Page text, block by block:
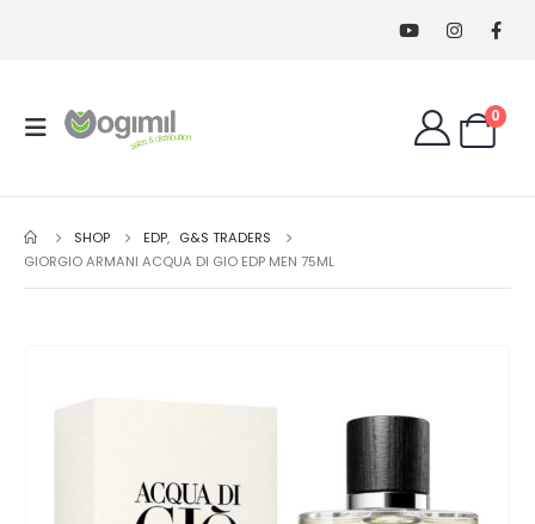
0
SHOP EDP, G&S TRADERS
GIORGIO ARMANI ACQUA DI GIO EDP MEN 75ML